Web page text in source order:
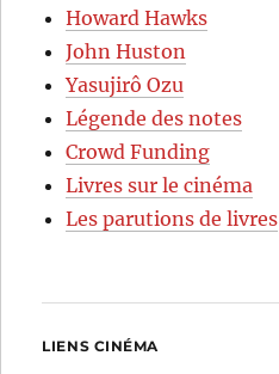
Howard Hawks
John Huston
Yasujirô Ozu
Légende des notes
Crowd Funding
Livres sur le cinéma
Les parutions de livres
LIENS CINÉMA